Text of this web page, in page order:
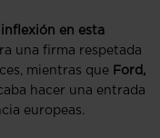
en esta
una firma respetada
mientras que Ford,
hacer una entrada
europeas.